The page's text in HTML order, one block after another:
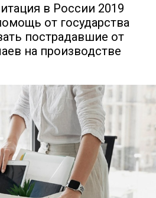
в России 2019
от государства
пострадавшие от
на производстве